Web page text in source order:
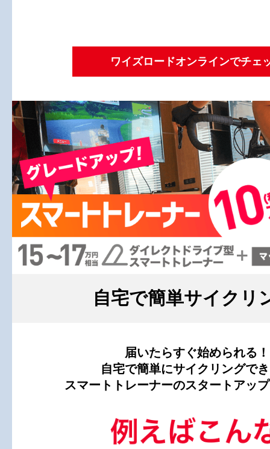
ワイズロードオンラインでチェ
自宅で簡単サイクリ
届いたらすぐ始められる！
自宅で簡単にサイクリングで
スマートトレーナーのスタートアッ